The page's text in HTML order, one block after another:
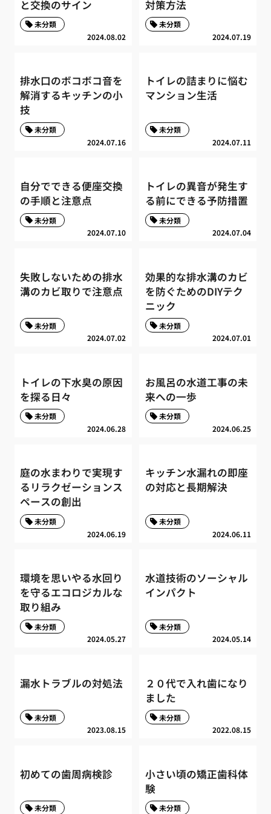
と交換のサイン
2024.08.02
未分類
対策方法
2024.07.19
未分類
排水口のボコボコ音を
解消するキッチンの小
技
2024.07.16
未分類
トイレの詰まりに悩む
マンション生活
2024.07.11
未分類
自分でできる便座交換
の手順と注意点
2024.07.10
未分類
トイレの異音が発生す
る前にできる予防措置
2024.07.04
未分類
失敗しないための排水
溝のカビ取りで注意点
2024.07.02
未分類
効果的な排水溝のカビ
を防ぐためのDIYテク
ニック
2024.07.01
未分類
トイレの下水臭の原因
を探る日々
2024.06.28
未分類
お風呂の水道工事の未
来への一歩
2024.06.25
未分類
庭の水まわりで実現す
るリラクゼーションス
ペースの創出
2024.06.19
未分類
キッチン水漏れの即座
の対応と長期解決
2024.06.11
未分類
環境を思いやる水回り
を守るエコロジカルな
取り組み
2024.05.27
未分類
水道技術のソーシャル
インパクト
2024.05.14
未分類
漏水トラブルの対処法
2023.08.15
未分類
２０代で入れ歯になり
ました
2022.08.15
未分類
初めての歯周病検診
未分類
小さい頃の矯正歯科体
験
未分類